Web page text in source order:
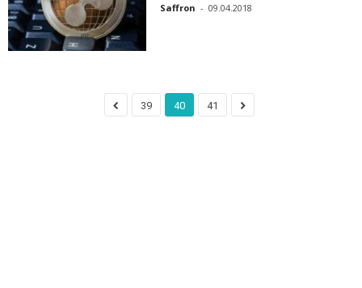
Saffron - 09.04.2018
39 40 41